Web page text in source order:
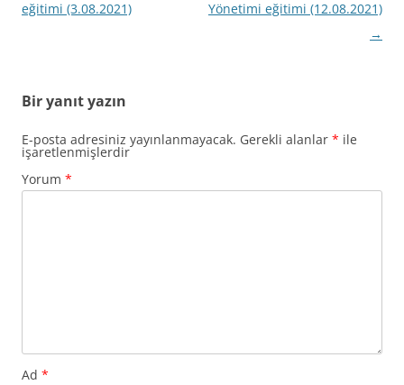
dolaşımı
eğitimi (3.08.2021)
Yönetimi eğitimi (12.08.2021)
→
Bir yanıt yazın
E-posta adresiniz yayınlanmayacak. Gerekli alanlar * ile
işaretlenmişlerdir
Yorum *
Ad *